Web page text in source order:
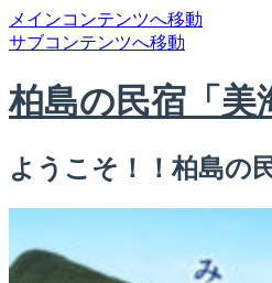
メインコンテンツへ移動
サブコンテンツへ移動
柏島の民宿「美
ようこそ！！柏島の